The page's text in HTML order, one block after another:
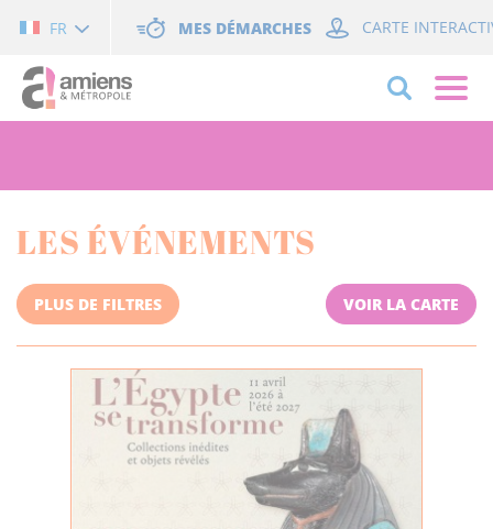
FR MES DÉMARCHES CARTE
LES ÉVÉNEMENTS
PLUS DE FILTRES VOIR LA CARTE